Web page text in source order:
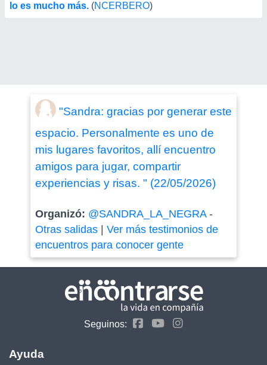
lo es mucho más. (NCERBERO)
"Sandra: gracias por generar este
espacio. Personalmente es uno de
mis lugares favoritos, allí encuentro
amigos para jugar, compartir
experiencias y risas. " (22/05/2026)
Organizó: @SANDRA_LA_NEGRA-
Otras salidas| Ver más testimonios de
encuentros para conocer gente
Seguinos:
Ayuda